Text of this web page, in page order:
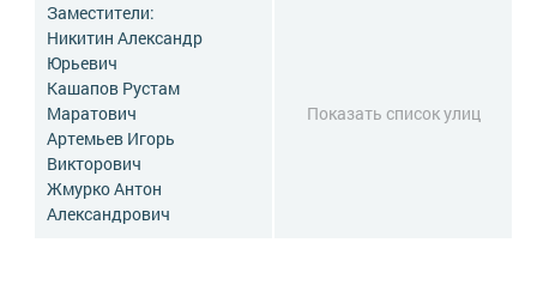
Заместители:
Никитин Александр
Юрьевич
Кашапов Рустам
Маратович
Артемьев Игорь
Викторович
Жмурко Антон
Александрович
Показать список улиц